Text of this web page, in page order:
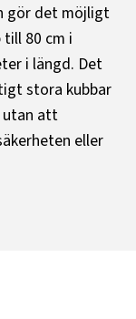
gör det möjligt
80 cm i
i längd. Det
stora kubbar
utan att
eller